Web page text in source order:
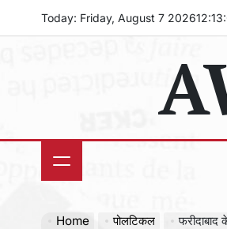
Today: Friday, August 7 202612:13:
Home पोलटिकल